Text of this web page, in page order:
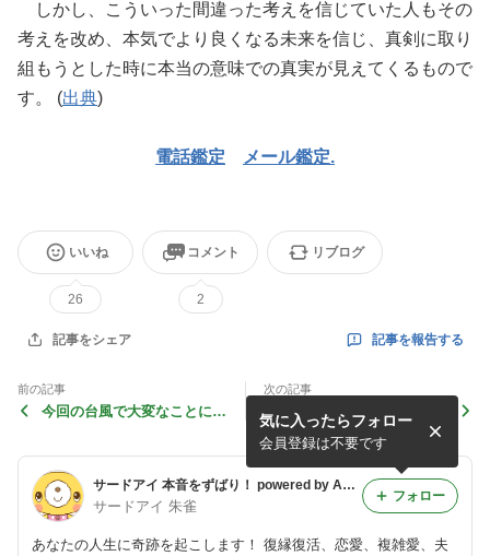
しかし、こういった間違った考えを信じていた人もその
考えを改め、本気でより良くなる未来を信じ、真剣に取り
組もうとした時に本当の意味での真実が見えてくるもので
す。 (出典)
電話鑑定 メール鑑定.
いいね
26
コメント
2
リブログ
記事をシェア 記事を報告する
前の記事
今回の台風で大変なことにな
次の記事
健康は自らの生活習慣から
サードアイ 本音をずばり！ powered by Ameba
サードアイ 朱雀
あなたの人生に奇跡を起こします！ 復縁復活、恋愛、複雑愛、夫
気に入ったらフォロー
会員登録は不要です
フォロー